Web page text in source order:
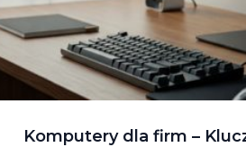
Komputery dla firm –